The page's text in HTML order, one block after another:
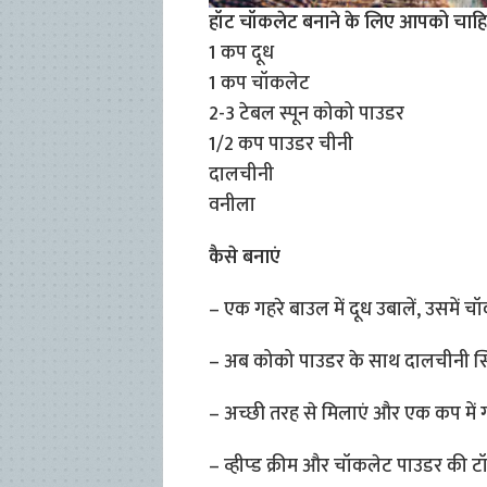
हॉट चॉकलेट बनाने के लिए आपको
1 कप दूध
1 कप चॉकलेट
2-3 टेबल स्पून कोको पाउडर
1/2 कप पाउडर चीनी
दालचीनी
वनीला
कैसे बनाएं
– एक गहरे बाउल में दूध उबालें, उसमें
– अब कोको पाउडर के साथ दालचीनी
– अच्छी तरह से मिलाएं और एक कप में
– व्हीप्ड क्रीम और चॉकलेट पाउडर की